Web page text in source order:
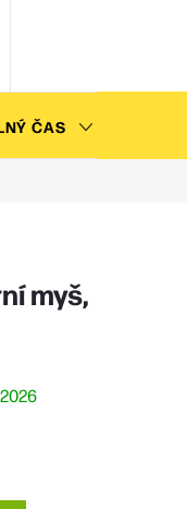
ČAS
myš,